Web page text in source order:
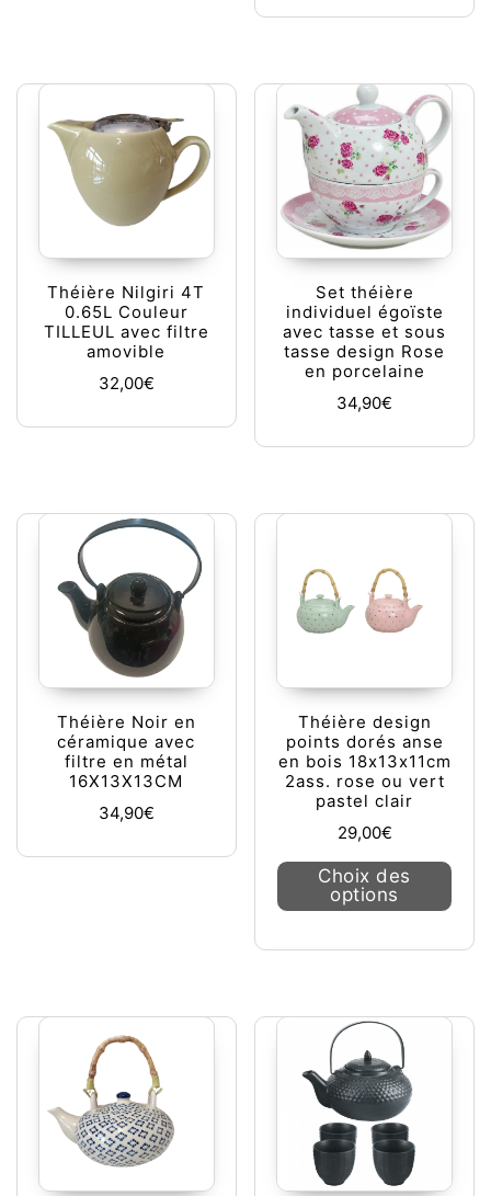
Théière Nilgiri 4T
0.65L Couleur
TILLEUL avec filtre
amovible
32,00€
Set théière
individuel égoïste
avec tasse et sous
tasse design Rose
en porcelaine
34,90€
Théière Noir en
céramique avec
filtre en métal
16X13X13CM
34,90€
Théière design
points dorés anse
en bois 18x13x11cm
2ass. rose ou vert
pastel clair
29,00€
Choix des
options